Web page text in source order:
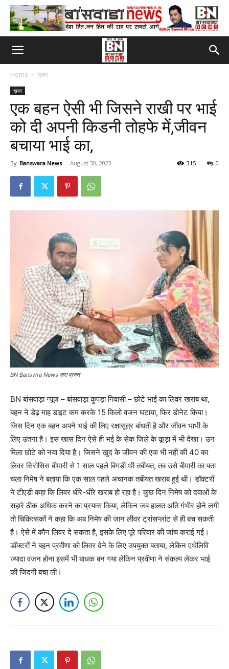
Home ख़बर
ख़बर
एक बहन ऐसी भी जिसने राखी पर भाई
को दी अपनी किडनी तोहफे में,जीवन
बचाया भाई का,
By Banswara News - August 30, 2023 0
315
BN Banswra News द्वारा प्रदत्त
BN बांसवाड़ा न्यूज – बांसवाड़ा कुपड़ा निवासी – छोटे भाई का लिवर खराब था,
बहन ने डेढ़ माह डाइट कम करके 15 किलो वजन घटाया, फिर डोनेट किया।
जिस दिन एक बहन अपने भाई की लिए रक्षासूत्र बांधती है और जीवन भाभी के
लिए उतना है। इस खास दिन ऐसे ही भई के सेक जिले के कूड़ा में भी देखा। उन
मिला छोटे को नया दिया है। जिसने खुद के जीवन की एक भी नहीं की 40 का
लिवर सिरोसिस बीमारी से 1 साल पहले बिगड़ी थी तबीयत, तब उसे बीमारी का पता
चला निमेष ने बताया कि एक साल पहले अचानक तबीयत खराब हुई थी। डॉक्टरों
ने टीएडी कहा कि लिवर धीरे-धीरे खराब हो रहा है। कुछ दिन निमेष को दवाओं के
सहारे ठीक अधिक करने का प्रयास किया, लेकिन जब हालत अति गंभीर होने लगी
तो चिकित्सकों ने कहा कि अब निमेष की जान लीवर ट्रांसप्लांट से ही बच सकती
है। ऐसे में कौन लिवर दे सकता है, इसके लिए पूरे परिवार की जांच कराई गई।
डॉक्टरों ने बहन प्रवीणा को लिवर देने के लिए उपयुक्त बताया, लेकिन एथेलिवि
ज्यादा वजन होना इसमें भी बाधक बन गया लेकिन प्रवीणा ने संकल्प लेकर भाई
की जिंदगी बचा ली।